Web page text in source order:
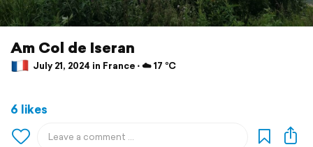
Am Col de Iseran
July 21, 2024 in France ⋅ ☁️ 17 °C
6 likes